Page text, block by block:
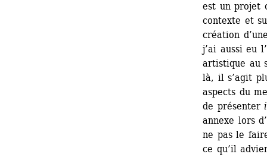
est un projet
contexte et
création
j’ai aussi eu
artistique au
là, il s’agit
aspects du
de présenter
annexe lors
ne pas le
ce qu’il